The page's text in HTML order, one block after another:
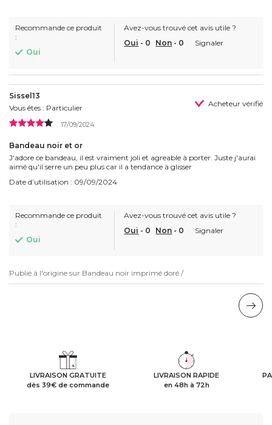
Recommande ce produit
:
Oui
Avez-vous trouvé cet avis utile ?
Oui - 0 Non - 0 Signaler
Sissel13
Vous êtes : Particulier
Acheteur vérifié
17/09/2024
Bandeau noir et or
J'adore ce bandeau, il est vraiment joli et agreable à porter. Juste j'aurai
aimé qu'il serre un peu plus car il a tendance à glisser
Date d’utilisation : 09/09/2024
Recommande ce produit
:
Oui
Avez-vous trouvé cet avis utile ?
Oui - 0 Non - 0 Signaler
Publié à l'origine sur Bandeau noir imprimé doré /
LIVRAISON GRATUITE
dès 39€ de commande
LIVRAISON RAPIDE
en 48h à 72h